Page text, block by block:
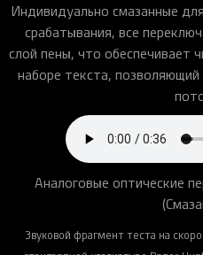
Индивидуально смазанные
срабатывания, все
слой пены, что обеспечивает
наборе текста,
Аналоговые оптические
Звуковой фрагмент теста на